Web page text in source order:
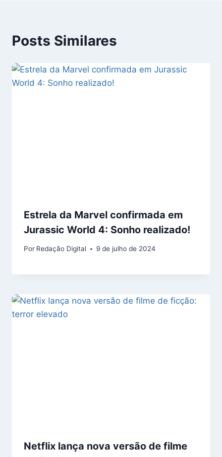
Posts Similares
Estrela da Marvel confirmada em
Jurassic World 4: Sonho realizado!
Por Redação Digital 9 de julho de 2024
Netflix lança nova versão de filme